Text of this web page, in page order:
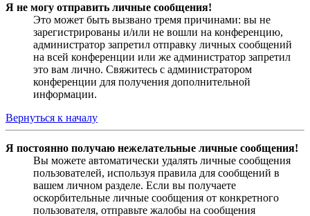
Я не могу отправить личные сообщения!
Это может быть вызвано тремя причинами: вы не
зарегистрированы и/или не вошли на конференцию,
администратор запретил отправку личных сообщений
на всей конференции или же администратор запретил
это вам лично. Свяжитесь с администратором
конференции для получения дополнительной
информации.
Вернуться к началу
Я постоянно получаю нежелательные личные сообщения!
Вы можете автоматически удалять личные сообщения
пользователей, используя правила для сообщений в
вашем личном разделе. Если вы получаете
оскорбительные личные сообщения от конкретного
пользователя, отправьте жалобы на сообщения